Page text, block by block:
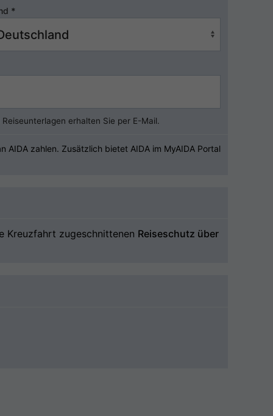
*
erhalten Sie per E-Mail.
zahlen. Zusätzlich bietet AIDA im MyAIDA Portal
Kreuzfahrt zugeschnittenen Reiseschutz über